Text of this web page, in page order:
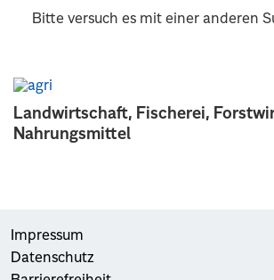
Landwirtschaft, Fischerei,
Nahrungsmittel
Bitte versuch es mit einer anderen
Impressum
Datenschutz